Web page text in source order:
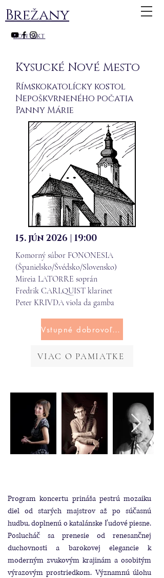
kontakt
Brežany
Kysucké Nové Mesto
Rímskokatolícky kostol
Nepoškvrneného počatia
Panny Márie
15. jún 2026 | 19:00
​Komorný súbor FONONESIA
(Španielsko/Švédsko/Slovensko)
Mireia LATORRE soprán
Fredrik CARLQUIST klarinet
Peter KRIVDA viola da gamba
Vstupné dobrovoľné
VIAC O PAMIATKE
Program koncertu prináša pestrú mozaiku
diel od starých majstrov až po súčasnú
hudbu, doplnenú o katalánske ľudové piesne.
Poslucháč sa prenesie od renesančnej
duchovnosti a barokovej elegancie k
moderným zvukovým krajinám a osobitým
výrazovým prostriedkom. Významnú úlohu